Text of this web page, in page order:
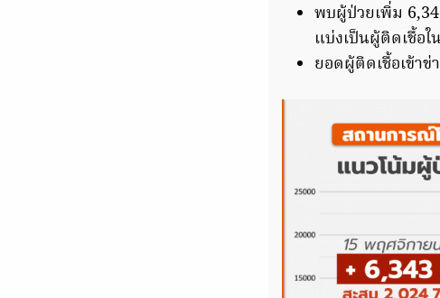
พบผู้ป่วยเพิ่ม
แบ่งเป็นผู้ติดเชื้อ
ยอดผู้ติดเชื้อเข้า